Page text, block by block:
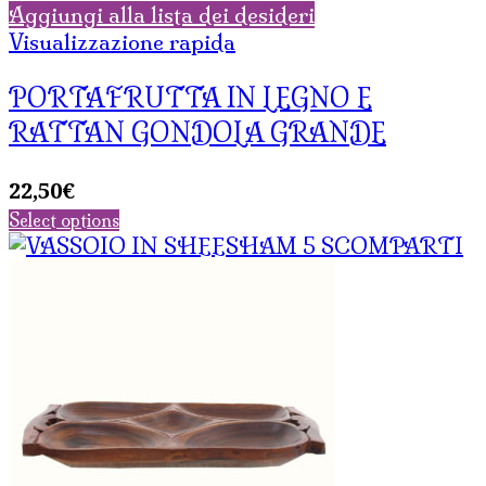
Aggiungi alla lista dei desideri
Visualizzazione rapida
PORTAFRUTTA IN LEGNO E
RATTAN GONDOLA GRANDE
22,50€
Select options